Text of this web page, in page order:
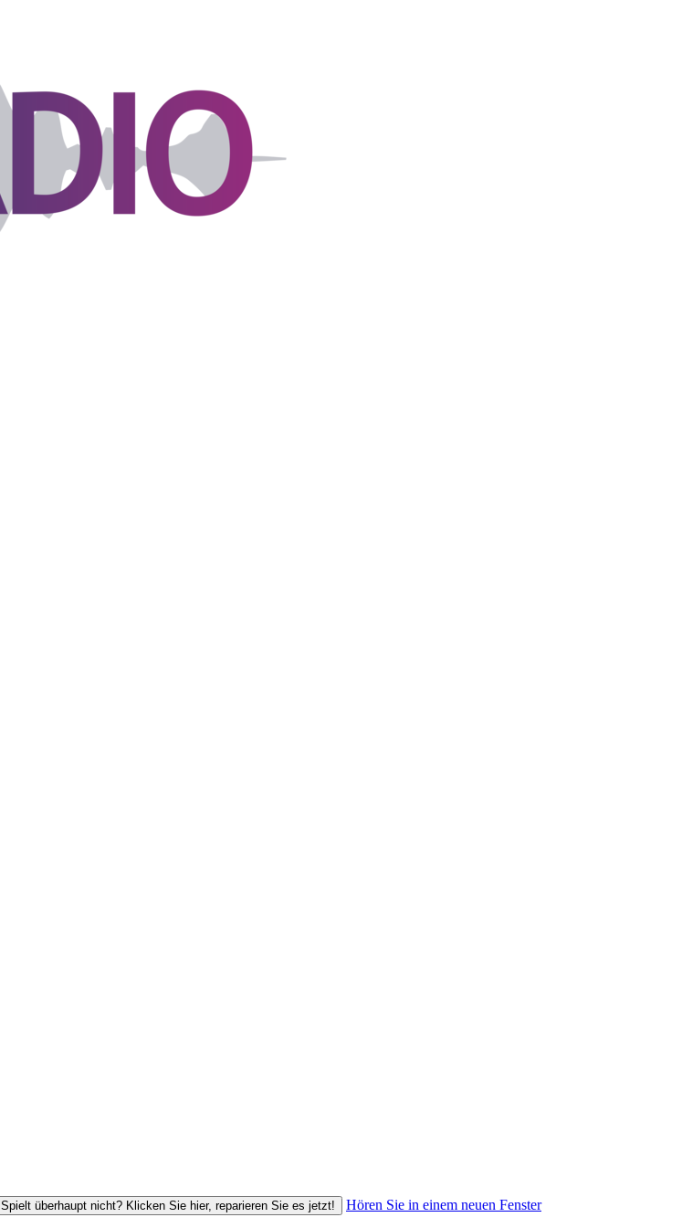
Spielt überhaupt nicht? Klicken Sie hier, reparieren Sie es jetzt! Hören Sie in einem neuen Fenster